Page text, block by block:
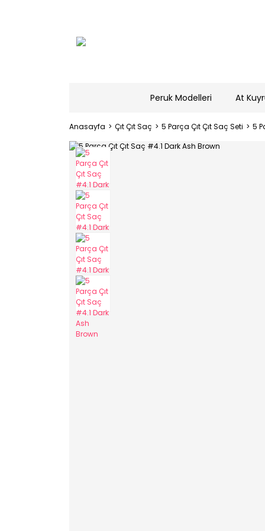
Peruk Modelleri At
Anasayfa Çıt Çıt Saç 5 Parça Çıt Çıt Saç Seti 5